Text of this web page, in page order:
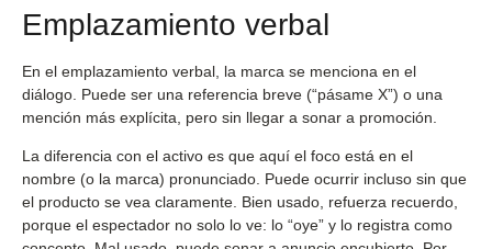
Emplazamiento verbal
En el emplazamiento verbal, la marca se menciona en el
diálogo. Puede ser una referencia breve (“pásame X”) o una
mención más explícita, pero sin llegar a sonar a promoción.
La diferencia con el activo es que aquí el foco está en el
nombre (o la marca) pronunciado. Puede ocurrir incluso sin que
el producto se vea claramente. Bien usado, refuerza recuerdo,
porque el espectador no solo lo ve: lo “oye” y lo registra como